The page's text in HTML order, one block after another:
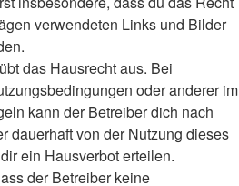
verwendeten Links und Bilder
das Hausrecht aus. Bei
oder anderer im
kann der Betreiber dich nach
dauerhaft von der Nutzung dieses
ein Hausverbot erteilen.
der Betreiber keine